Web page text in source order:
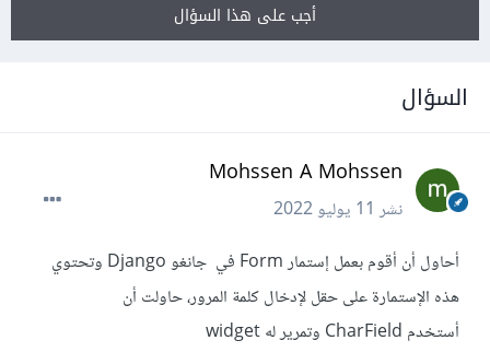
أجب على هذا السؤال
السؤال
Mohssen A Mohssen
نشر11 يوليو 2022
أحاول أن أقوم بعمل إستمار Form في جانغو Django وتحتوي
هذه الإستمارة على حقل لإدخال كلمة المرور، حاولت أن
أستخدم CharField وتمرير له widget